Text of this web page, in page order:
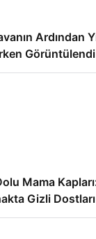
Ardından
Görüntülendi
Mama
Gizli